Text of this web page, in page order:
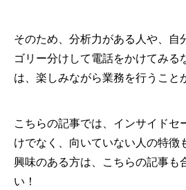
そのため、分析力がある人や、自
ゴリー分けして電話をかけてみる
は、楽しみながら業務を行うこと
こちらの記事では、インサイドセ
けでなく、向いていない人の特徴
興味のある方は、こちらの記事も
い！